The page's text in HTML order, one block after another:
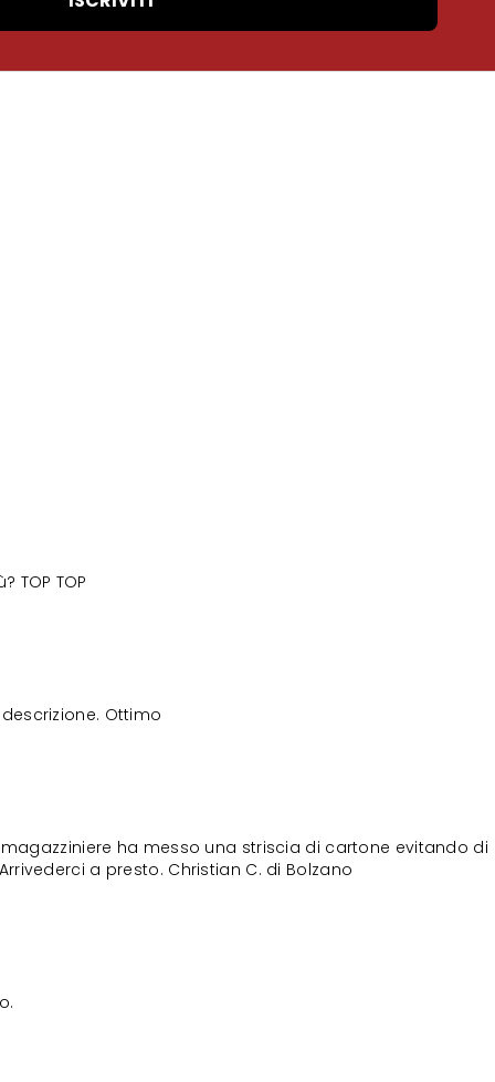
TOP TOP
Ottimo
ha messo una striscia di cartone evitando di
a presto. Christian C. di Bolzano